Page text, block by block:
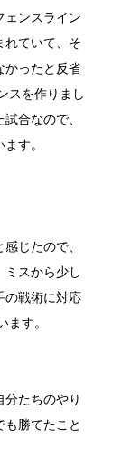
ェンスライン
れていて、そ
かったと反省
スを作りまし
合なので、
す。
じたので、
スから少し
の戦術に対応
す。
たちのやり
勝てたこと